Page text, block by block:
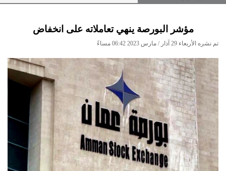
مؤشر البورصة ينهي تعاملاته على انخفاض
تم نشره الأربعاء 29 آذار / مارس 2023 06:42 مساءً